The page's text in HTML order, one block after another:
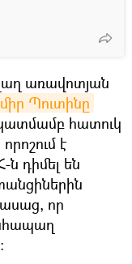
առավոտյան
Պուտինը
հատուկ
է
դիմել են
ասաց, որ